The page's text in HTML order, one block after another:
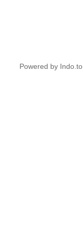
Powered by Indo.to